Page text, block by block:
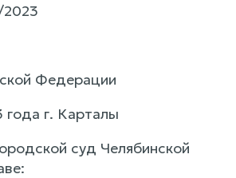
Федерации
года г. Карталы
суд Челябинской